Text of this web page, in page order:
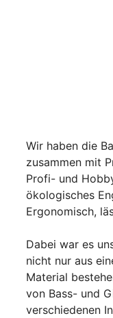
Wir haben die
zusammen mit
Profi- und
ökologisches
Ergonomisch,
Dabei war es
nicht nur aus
Material
von Bass- und
verschiedenen